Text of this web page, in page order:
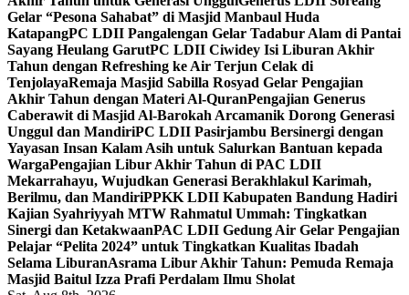
Gelar “Pesona Sahabat” di Masjid Manbaul Huda
KatapangPC LDII Pangalengan Gelar Tadabur Alam di Pantai
Sayang Heulang GarutPC LDII Ciwidey Isi Liburan Akhir
Tahun dengan Refreshing ke Air Terjun Celak di
TenjolayaRemaja Masjid Sabilla Rosyad Gelar Pengajian
Akhir Tahun dengan Materi Al-QuranPengajian Generus
Caberawit di Masjid Al-Barokah Arcamanik Dorong Generasi
Unggul dan MandiriPC LDII Pasirjambu Bersinergi dengan
Yayasan Insan Kalam Asih untuk Salurkan Bantuan kepada
WargaPengajian Libur Akhir Tahun di PAC LDII
Mekarrahayu, Wujudkan Generasi Berakhlakul Karimah,
Berilmu, dan MandiriPPKK LDII Kabupaten Bandung Hadiri
Kajian Syahriyyah MTW Rahmatul Ummah: Tingkatkan
Sinergi dan KetakwaanPAC LDII Gedung Air Gelar Pengajian
Pelajar “Pelita 2024” untuk Tingkatkan Kualitas Ibadah
Selama LiburanAsrama Libur Akhir Tahun: Pemuda Remaja
Masjid Baitul Izza Prafi Perdalam Ilmu Sholat